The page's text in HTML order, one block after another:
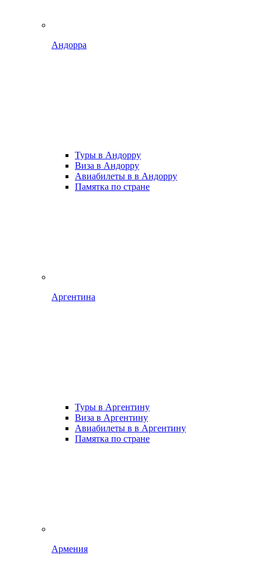
Андорра
Туры в Андорру
Виза в Андорру
Авиабилеты в в Андорру
Памятка по стране
Аргентина
Туры в Аргентину
Виза в Аргентину
Авиабилеты в в Аргентину
Памятка по стране
Армения